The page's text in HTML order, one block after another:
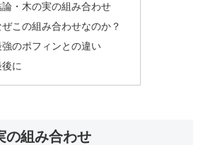
論・木の実の組み合わせ
ぜこの組み合わせなのか？
強のポフィンとの違い
に
の組み合わせ